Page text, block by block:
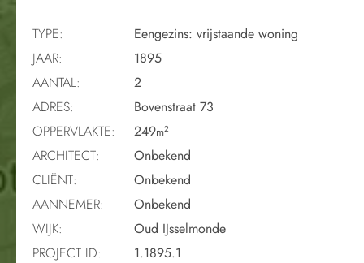
TYPE:
Eengezins: vrijstaande woning
JAAR:
1895
AANTAL:
2
ADRES:
Bovenstraat 73
OPPERVLAKTE:
249m2
ARCHITECT:
Onbekend
CLIËNT:
Onbekend
AANNEMER:
Onbekend
WIJK:
Oud IJsselmonde
PROJECT ID:
1.1895.1